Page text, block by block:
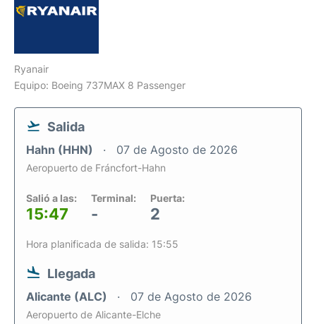
Ryanair
Equipo: Boeing 737MAX 8 Passenger
Salida
Hahn (HHN) 07 de Agosto de 2026
Aeropuerto de Fráncfort-Hahn
Salió a las:
15:47
Terminal:
-
Puerta:
2
Hora planificada de salida: 15:55
Llegada
Alicante (ALC) 07 de Agosto de 2026
Aeropuerto de Alicante-Elche